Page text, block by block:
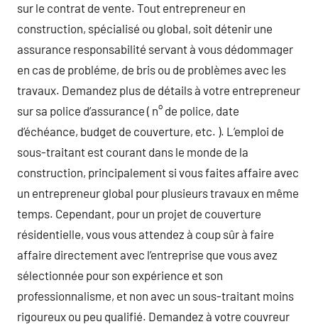
sur le contrat de vente. Tout entrepreneur en
construction, spécialisé ou global, soit détenir une
assurance responsabilité servant à vous dédommager
en cas de probléme, de bris ou de problèmes avec les
travaux. Demandez plus de détails à votre entrepreneur
sur sa police d’assurance ( n° de police, date
d’échéance, budget de couverture, etc. ). L’emploi de
sous-traitant est courant dans le monde de la
construction, principalement si vous faites affaire avec
un entrepreneur global pour plusieurs travaux en même
temps. Cependant, pour un projet de couverture
résidentielle, vous vous attendez à coup sûr à faire
affaire directement avec l’entreprise que vous avez
sélectionnée pour son expérience et son
professionnalisme, et non avec un sous-traitant moins
rigoureux ou peu qualifié. Demandez à votre couvreur